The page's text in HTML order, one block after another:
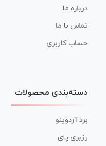
درباره ما
تماس با ما
حساب کاربری
دسته‌بندی محصولات
برد آردوینو
رزبری پای